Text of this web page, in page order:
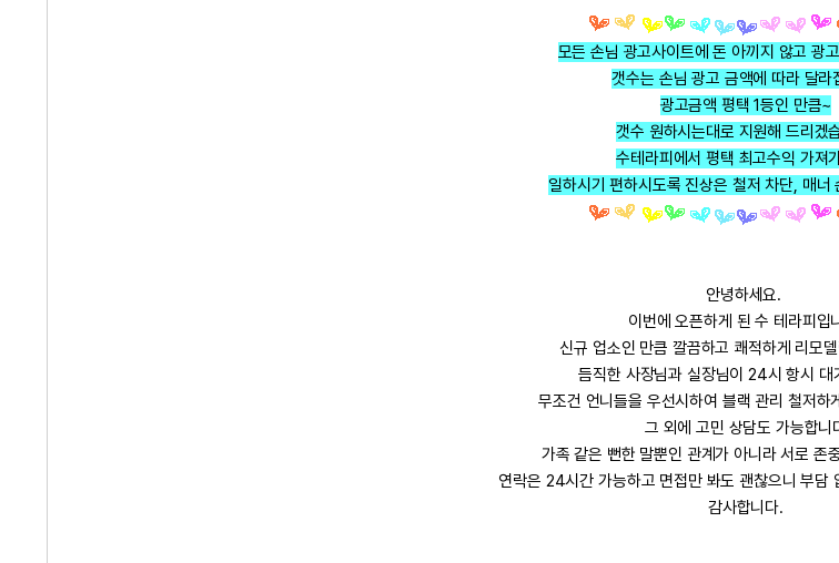
모든 손님 광고사이트에 돈 아끼지 않고 광
갯수는 손님 광고 금액에 따라 달라
광고금액 평택 1등인 만큼~
갯수 원하시는대로 지원해 드리겠
수테라피에서 평택 최고수익 가져
일하시기 편하시도록 진상은 철저 차단, 매너
안녕하세요.
이번에 오픈하게 된수 테라피 입
신규 업소인 만큼 깔끔하고 쾌적하게 리모
듬직한 사장님과 실장님이 24시 항시 대
무조건 언니들을 우선시하여 블랙 관리 철저하
그 외에 고민 상담도 가능합니
가족 같은 뻔한 말뿐인 관계가 아니라 서로 존
연락은 24시간 가능하고 면접만 봐도 괜찮으니 부담
감사합니다.